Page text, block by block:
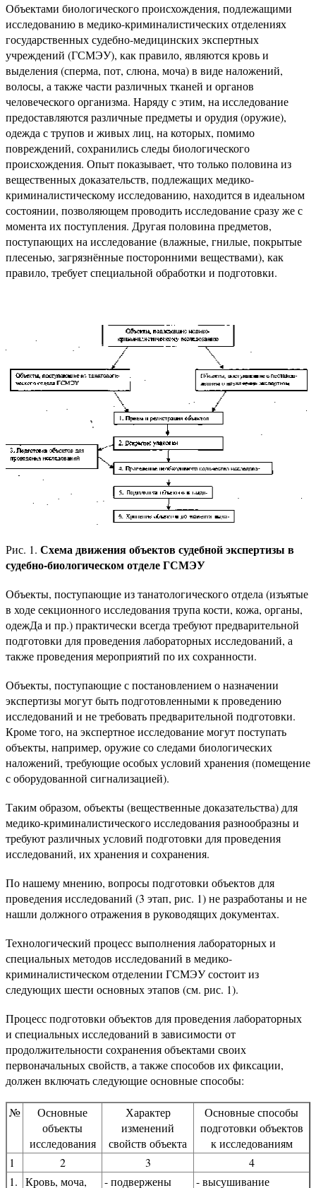
Объектами биологического происхождения, подлежащими
исследованию в медико-криминалистических отделениях
государственных судебно-медицинских экспертных
учреждений (ГСМЭУ), как правило, являются кровь и
выделения (сперма, пот, слюна, моча) в виде наложений,
волосы, а также части различных тканей и органов
человеческого организма. Наряду с этим, на исследование
предоставляются различные предметы и орудия (оружие),
одежда с трупов и живых лиц, на которых, помимо
повреждений, сохранились следы биологического
происхождения. Опыт показывает, что только половина из
вещественных доказательств, подлежащих медико-
криминалистическому исследованию, находится в идеальном
состоянии, позволяющем проводить исследование сразу же с
момента их поступления. Другая половина предметов,
поступающих на исследование (влажные, гнилые, покрытые
плесенью, загрязнённые посторонними веществами), как
правило, требует специальной обработки и подготовки.
Рис. 1. Схема движения объектов судебной экспертизы в
судебно-биологическом отделе ГСМЭУ
Объекты, поступающие из танатологического отдела (изъятые
в ходе секционного исследования трупа кости, кожа, органы,
одежДа и пр.) практически всегда требуют предварительной
подготовки для проведения лабораторных исследований, а
также проведения мероприятий по их сохранности.
Объекты, поступающие с постановлением о назначении
экспертизы могут быть подготовленными к проведению
исследований и не требовать предварительной подготовки.
Кроме того, на экспертное исследование могут поступать
объекты, например, оружие со следами биологических
наложений, требующие особых условий хранения (помещение
с оборудованной сигнализацией).
Таким образом, объекты (вещественные доказательства) для
медико-криминалистического исследования разнообразны и
требуют различных условий подготовки для проведения
исследований, их хранения и сохранения.
По нашему мнению, вопросы подготовки объектов для
проведения исследований (3 этап, рис. 1) не разработаны и не
нашли должного отражения в руководящих документах.
Технологический процесс выполнения лабораторных и
специальных методов исследований в медико-
криминалистическом отделении ГСМЭУ состоит из
следующих шести основных этапов (см. рис. 1).
Процесс подготовки объектов для проведения лабораторных
и специальных исследований в зависимости от
продолжительности сохранения объектами своих
первоначальных свойств, а также способов их фиксации,
должен включать следующие основные способы:
№
Основные
объекты
исследования
Характер
изменений
свойств объекта
Основные способы
подготовки объектов
к исследованиям
1
2 3
4
1. Кровь, моча, - подвержены - высушивание